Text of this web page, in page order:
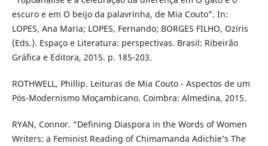
escuro e em O beijo da palavrinha, de Mia Couto”. In:
LOPES, Ana Maria; LOPES, Fernando; BORGES FILHO, Ozíris
(Eds.). Espaço e Literatura: perspectivas. Brasil: Ribeirão
Gráfica e Editora, 2015. p. 185-203.
ROTHWELL, Phillip. Leituras de Mia Couto - Aspectos de um
Pós-Modernismo Moçambicano. Coimbra: Almedina, 2015.
RYAN, Connor. “Defining Diaspora in the Words of Women
Writers: a Feminist Reading of Chimamanda Adichie’s The